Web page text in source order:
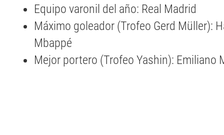
Equipo varonil del año: Real Madrid
Máximo goleador (Trofeo Gerd Müller):
Mbappé
Mejor portero (Trofeo Yashin): Emiliano